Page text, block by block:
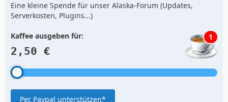
Eine kleine Spende für unser Alaska-Forum (Updates,
Serverkosten, Plugins...)
Kaffee ausgeben für:
2,50 €
1
Per Paypal unterstützen*